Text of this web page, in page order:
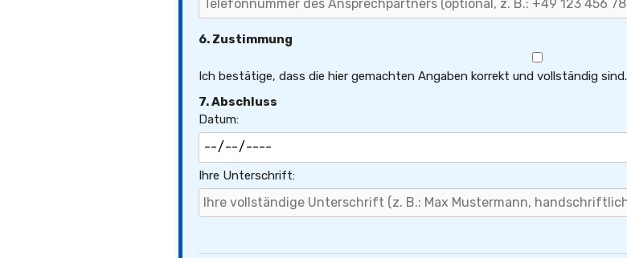
6. Zustimmung
Ich bestätige, dass die hier gemachten Angaben korrekt und vollständig sind.
7. Abschluss
Datum:
Ihre Unterschrift: